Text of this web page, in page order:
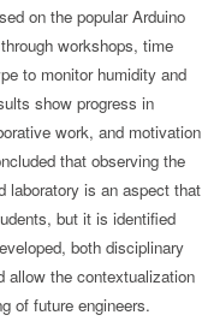
on the popular Arduino
workshops, time
to monitor humidity and
show progress in
work, and motivation
that observing the
laboratory is an aspect that
but it is identified
both disciplinary
allow the contextualization
of future engineers.